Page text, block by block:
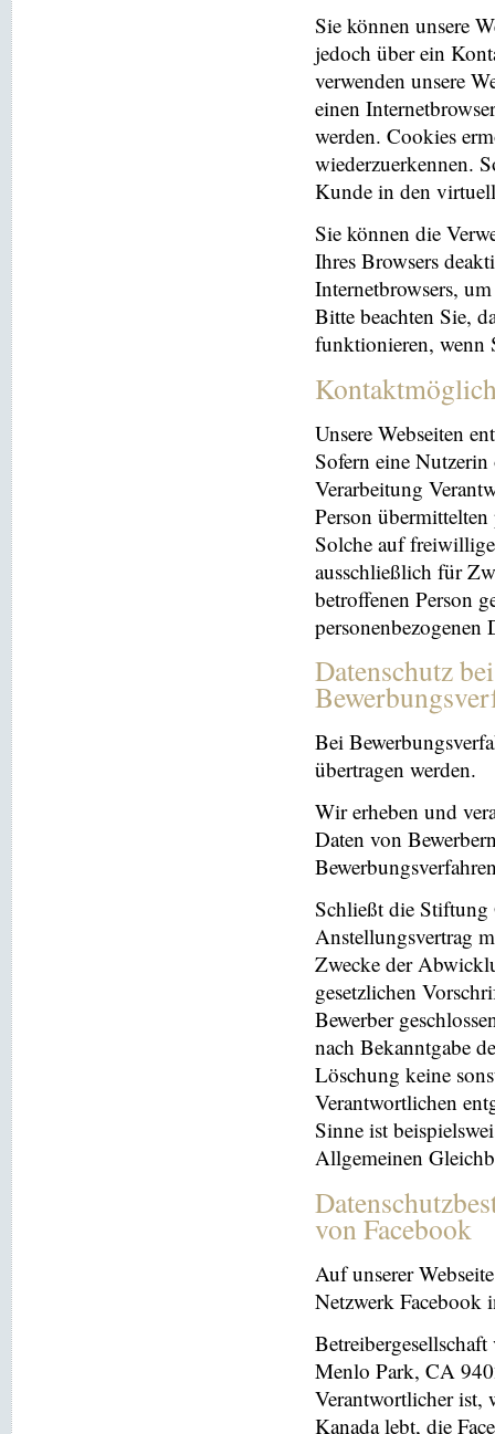
Sie können unsere
jedoch über ein
verwenden unsere
einen
werden. Cookies
wiederzuerkennen.
Kunde in den
Sie können die
Ihres Browsers
Internetbrowsers,
Bitte beachten Sie,
funktionieren, wenn
Unsere Webseiten
Sofern eine
Verarbeitung
Person übermittelten
Solche auf
ausschließlich für
betroffenen Person
personenbezogenen
Datenschutz
Bei
übertragen werden.
Wir erheben und
Daten von
Schließt die Stiftung
Anstellungsvertrag
Zwecke der
gesetzlichen
Bewerber
nach Bekanntgabe
Löschung keine
Verantwortlichen
Sinne ist
Allgemeinen
von Facebook
Auf unserer
Netzwerk Facebook
Menlo Park, CA
Verantwortlicher ist,
Kanada lebt, die